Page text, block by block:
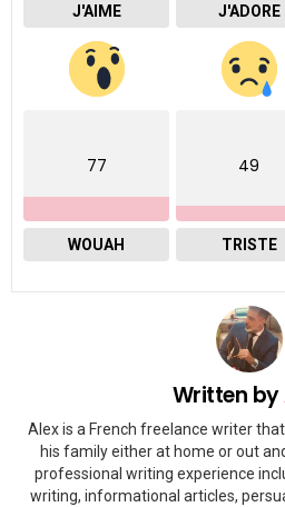
J'AIME J'ADORE
77
WOUAH
49
TRISTE
Written by
Alex is a French freelance writer
his family either at home or out
professional writing experience
writing, informational articles,